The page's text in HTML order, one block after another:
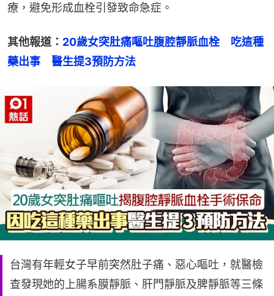
療，避免形成血栓引發致命急症。
其他報道： 20歲女突肚痛嘔吐腹腔靜脈血栓　吃這種
藥出事　醫生提3預防方法
台灣有年輕女子早前突然肚子痛、惡心嘔吐，就醫檢
查發現她的上腸系膜靜脈、肝門靜脈及脾靜脈等三條